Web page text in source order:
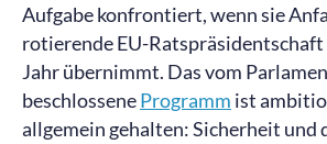
Aufgabe konfrontiert, wenn sie
rotierende EU-Ratspräsidentschaft
Jahr übernimmt. Das vom
beschlosseneProgramm ist
allgemein gehalten: Sicherheit und